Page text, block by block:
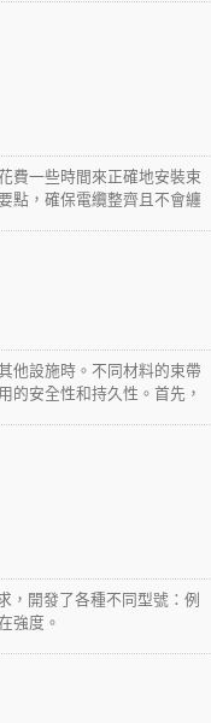
費一些時間來正確地安裝束
點，確保電纜整齊且不會纏
他設施時。不同材料的束帶
的安全性和持久性。首先，
，開發了各種不同型號：例
強度。
TEFZEL®束帶